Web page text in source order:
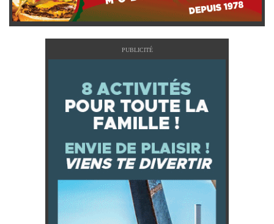
PUBLICITÉ